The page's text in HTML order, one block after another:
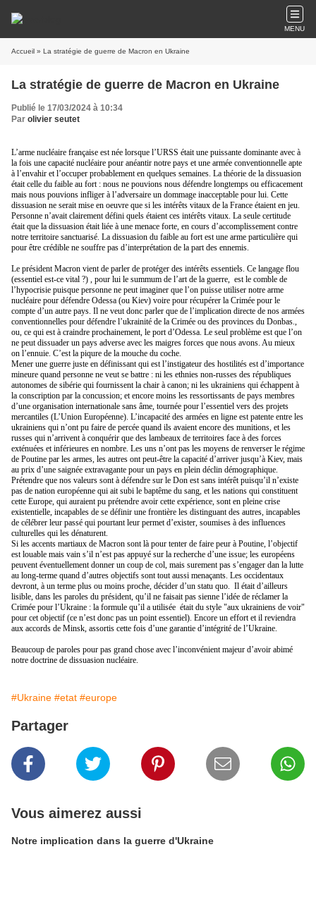
MENU
Accueil » La stratégie de guerre de Macron en Ukraine
La stratégie de guerre de Macron en Ukraine
Publié le 17/03/2024 à 10:34
Par olivier seutet
L’arme nucléaire française est née lorsque l’URSS était une puissante dominante avec à
la fois une capacité nucléaire pour anéantir notre pays et une armée conventionnelle apte
à l’envahir et l’occuper probablement en quelques semaines. La théorie de la dissuasion
était celle du faible au fort : nous ne pouvions nous défendre longtemps ou efficacement
mais nous pouvions infliger à l’adversaire un dommage inacceptable pour lui. Cette
dissuasion ne serait mise en oeuvre que si les intérêts vitaux de la France étaient en jeu.
Personne n’avait clairement défini quels étaient ces intérêts vitaux. La seule certitude
était que la dissuasion était liée à une menace forte, en cours d’accomplissement contre
notre territoire sanctuarisé. La dissuasion du faible au fort est une arme particulière qui
pour être crédible ne souffre pas d’interprétation de la part des ennemis.
Le président Macron vient de parler de protéger des intérêts essentiels. Ce langage flou
(essentiel est-ce vital ?) , pour lui le summum de l’art de la guerre, est le comble de
l’hypocrisie puisque personne ne peut imaginer que l’on puisse utiliser notre arme
nucléaire pour défendre Odessa (ou Kiev) voire pour récupérer la Crimée pour le
compte d’un autre pays. Il ne veut donc parler que de l’implication directe de nos armées
conventionnelles pour défendre l’ukrainité de la Crimée ou des provinces du Donbas.,
ou, ce qui est à craindre prochainement, le port d’Odessa. Le seul problème est que l’on
ne peut dissuader un pays adverse avec les maigres forces que nous avons. Au mieux
on l’ennuie. C’est la piqure de la mouche du coche.
Mener une guerre juste en définissant qui est l’instigateur des hostilités est d’importance
mineure quand personne ne veut se battre : ni les ethnies non-russes des républiques
autonomes de sibérie qui fournissent la chair à canon; ni les ukrainiens qui échappent à
la conscription par la concussion; et encore moins les ressortissants de pays membres
d’une organisation internationale sans âme, tournée pour l’essentiel vers des projets
mercantiles (L’Union Européenne). L’incapacité des armées en ligne est patente entre les
ukrainiens qui n’ont pu faire de percée quand ils avaient encore des munitions, et les
russes qui n’arrivent à conquérir que des lambeaux de territoires face à des forces
exténuées et inférieures en nombre. Les uns n’ont pas les moyens de renverser le régime
de Poutine par les armes, les autres ont peut-être la capacité d’arriver jusqu’à Kiev, mais
au prix d’une saignée extravagante pour un pays en plein déclin démographique.
Prétendre que nos valeurs sont à défendre sur le Don est sans intérêt puisqu’il n’existe
pas de nation européenne qui ait subi le baptême du sang, et les nations qui constituent
cette Europe, qui auraient pu prétendre avoir cette expérience, sont en pleine crise
existentielle, incapables de se définir une frontière les distinguant des autres, incapables
de célébrer leur passé qui pourtant leur permet d’exister, soumises à des influences
culturelles qui les dénaturent.
Si les accents martiaux de Macron sont là pour tenter de faire peur à Poutine, l’objectif
est louable mais vain s’il n’est pas appuyé sur la recherche d’une issue; les européens
peuvent éventuellement donner un coup de col, mais surement pas s’engager dan la lutte
au long-terme quand d’autres objectifs sont tout aussi menaçants. Les occidentaux
devront, à un terme plus ou moins proche, décider d’un statu quo. Il était d’ailleurs
lisible, dans les paroles du président, qu’il ne faisait pas sienne l’idée de réclamer la
Crimée pour l’Ukraine : la formule qu’il a utilisée était du style "aux ukrainiens de voir"
pour cet objectif (ce n’est donc pas un point essentiel). Encore un effort et il reviendra
aux accords de Minsk, assortis cette fois d’une garantie d’intégrité de l’Ukraine.
Beaucoup de paroles pour pas grand chose avec l’inconvénient majeur d’avoir abimé
notre doctrine de dissuasion nucléaire.
#Ukraine #etat #europe
Partager
Vous aimerez aussi
Notre implication dans la guerre d'Ukraine